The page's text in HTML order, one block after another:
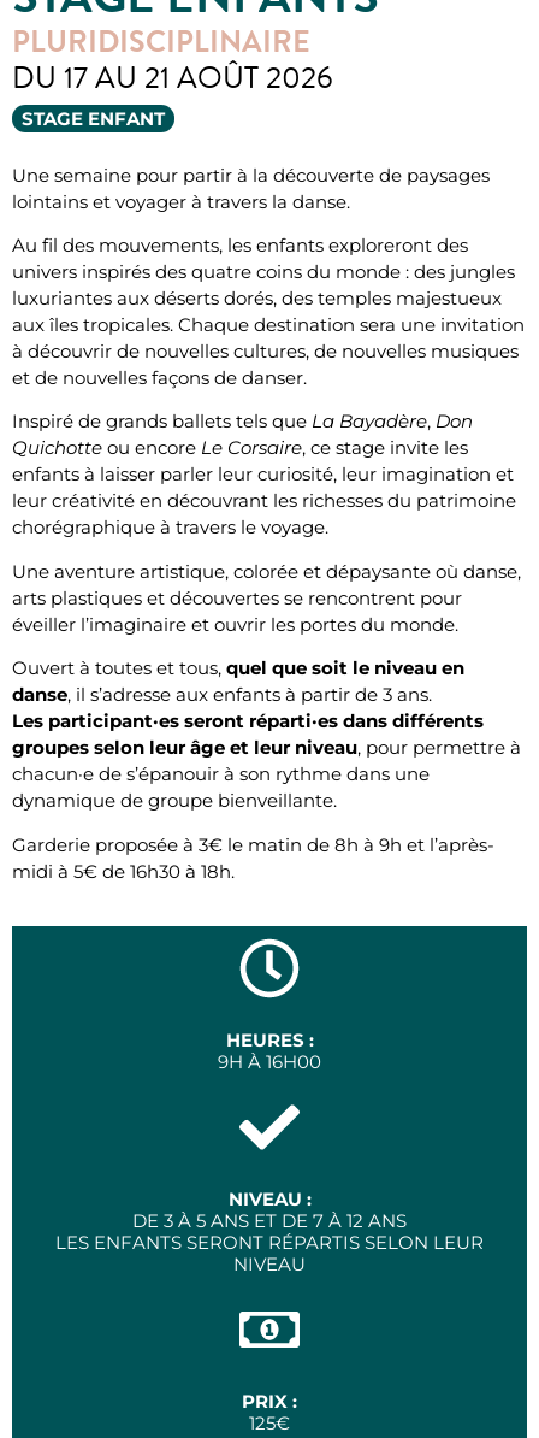
PLURIDISCIPLINAIRE
DU 17 AU 21 AOÛT 2026
STAGE ENFANT
Une semaine pour partir à la découverte de paysages
lointains et voyager à travers la danse.
Au fil des mouvements, les enfants exploreront des
univers inspirés des quatre coins du monde : des jungles
luxuriantes aux déserts dorés, des temples majestueux
aux îles tropicales. Chaque destination sera une invitation
à découvrir de nouvelles cultures, de nouvelles musiques
et de nouvelles façons de danser.
Inspiré de grands ballets tels que La Bayadère, Don
Quichotte ou encore Le Corsaire, ce stage invite les
enfants à laisser parler leur curiosité, leur imagination et
leur créativité en découvrant les richesses du patrimoine
chorégraphique à travers le voyage.
Une aventure artistique, colorée et dépaysante où danse,
arts plastiques et découvertes se rencontrent pour
éveiller l’imaginaire et ouvrir les portes du monde.
Ouvert à toutes et tous, quel que soit le niveau en
danse, il s’adresse aux enfants à partir de 3 ans.
Les participant·es seront réparti·es dans différents
groupes selon leur âge et leur niveau, pour permettre à
chacun·e de s’épanouir à son rythme dans une
dynamique de groupe bienveillante.
Garderie proposée à 3€ le matin de 8h à 9h et l’après-
midi à 5€ de 16h30 à 18h.
HEURES :
9H À 16H00
NIVEAU :
DE 3 À 5 ANS ET DE 7 À 12 ANS
LES ENFANTS SERONT RÉPARTIS SELON LEUR
NIVEAU
PRIX :
125€